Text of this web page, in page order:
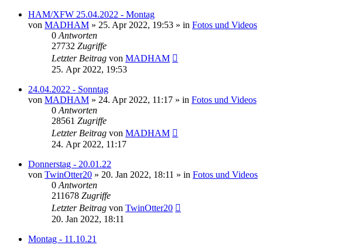
HAM/XFW 25.04.2022 - Montag
von MADHAM » 25. Apr 2022, 19:53 » in Fotos und Videos
0 Antworten
27732 Zugriffe
Letzter Beitrag von MADHAM
25. Apr 2022, 19:53
24.04.2022 - Sonntag
von MADHAM » 24. Apr 2022, 11:17 » in Fotos und Videos
0 Antworten
28561 Zugriffe
Letzter Beitrag von MADHAM
24. Apr 2022, 11:17
Donnerstag - 20.01.22
von TwinOtter20 » 20. Jan 2022, 18:11 » in Fotos und Videos
0 Antworten
211678 Zugriffe
Letzter Beitrag von TwinOtter20
20. Jan 2022, 18:11
Montag - 11.10.21